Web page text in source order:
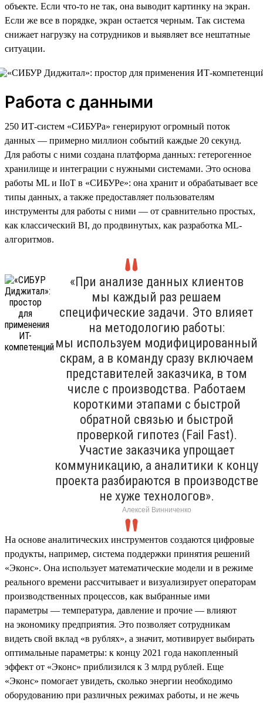
объекте. Если что-то не так, она выводит картинку на экран.
Если же все в порядке, экран остается черным. Так система
снижает нагрузку на сотрудников и выявляет все нештатные
ситуации.
Работа с данными
250 ИТ-систем «СИБУРа» генерируют огромный поток
данных — примерно миллион событий каждые 20 секунд.
Для работы с ними создана платформа данных: гетерогенное
хранилище и интеграции с нужными системами. Это основа
работы ML и IIoT в «СИБУРе»: она хранит и обрабатывает все
типы данных, а также предоставляет пользователям
инструменты для работы с ними — от сравнительно простых,
как классический BI, до продвинутых, как разработка ML-
алгоритмов.
«При анализе данных клиентов
мы каждый раз решаем
специфические задачи. Это влияет
на методологию работы:
мы используем модифицированный
скрам, а в команду сразу включаем
представителей заказчика, в том
числе с производства. Работаем
короткими этапами с быстрой
обратной связью и быстрой
проверкой гипотез (Fail Fast).
Участие заказчика упрощает
коммуникацию, а аналитики к концу
проекта разбираются в производстве
не хуже технологов».
Алексей Винниченко
На основе аналитических инструментов создаются цифровые
продукты, например, система поддержки принятия решений
«Эконс». Она использует математические модели и в режиме
реального времени рассчитывает и визуализирует операторам
производственных процессов, как выбранные ими
параметры — температура, давление и прочие — влияют
на экономику предприятия. Это позволяет сотрудникам
видеть свой вклад «в рублях», а значит, мотивирует выбирать
оптимальные параметры: к концу 2021 года накопленный
эффект от «Эконс» приблизился к 3 млрд рублей. Еще
«Эконс» помогает увидеть, сколько энергии необходимо
оборудованию при различных режимах работы, и не жечь